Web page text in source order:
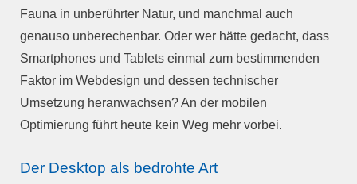
Fauna in unberührter Natur, und manchmal auch
genauso unberechenbar. Oder wer hätte gedacht, dass
Smartphones und Tablets einmal zum bestimmenden
Faktor im Webdesign und dessen technischer
Umsetzung heranwachsen? An der mobilen
Optimierung führt heute kein Weg mehr vorbei.
Der Desktop als bedrohte Art